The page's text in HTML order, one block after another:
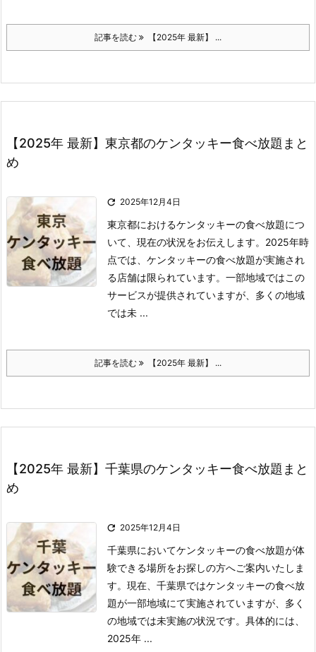
記事を読む 【2025年 最新】 ...
【2025年 最新】東京都のケンタッキー食べ放題まと
め
 2025年12月4日
東京都におけるケンタッキーの食べ放題につ
いて、現在の状況をお伝えします。 2025年時
点では、ケンタッキーの食べ放題が実施され
る店舗は限られています。 一部地域ではこの
サービスが提供されていますが、多くの地域
では未 ...
記事を読む 【2025年 最新】 ...
【2025年 最新】千葉県のケンタッキー食べ放題まと
め
 2025年12月4日
千葉県においてケンタッキーの食べ放題が体
験できる場所をお探しの方へご案内いたしま
す。 現在、千葉県ではケンタッキーの食べ放
題が一部地域にて実施されていますが、多く
の地域では未実施の状況です。 具体的には、
2025年 ...